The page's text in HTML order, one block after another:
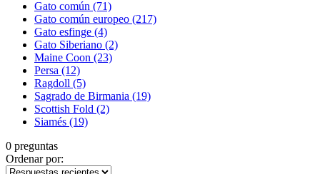
Gato común (71)
Gato común europeo (217)
Gato esfinge (4)
Gato Siberiano (2)
Maine Coon (23)
Persa (12)
Ragdoll (5)
Sagrado de Birmania (19)
Scottish Fold (2)
Siamés (19)
0 preguntas
Ordenar por: